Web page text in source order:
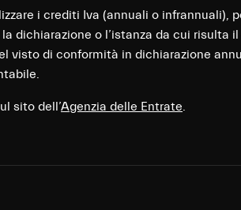
i crediti Iva (annuali o infrannuali),
dichiarazione o l’istanza da cui risulta
visto di conformità in dichiarazione
sito dell’Agenzia delle Entrate.